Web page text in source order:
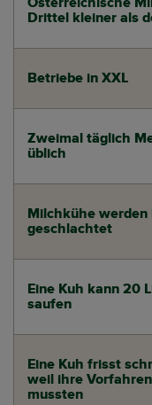
Drittel kleiner als
Betriebe in XXL
Zweimal täglich
üblich
Milchkühe
geschlachtet
Eine Kuh kann 20
saufen
Eine Kuh frisst
weil ihre
mussten